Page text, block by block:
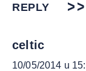
REPLY
celtic
10/05/2014 u